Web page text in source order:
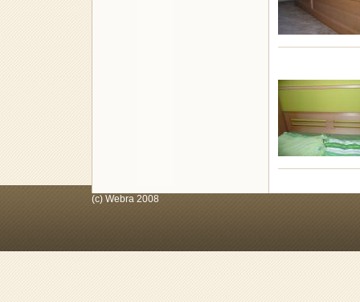
(c) Webra 2008